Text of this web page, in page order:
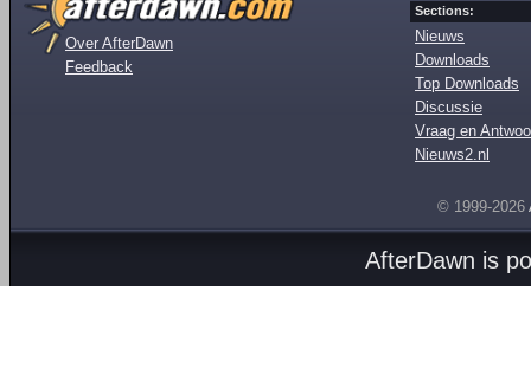
Over AfterDawn
Feedback
Sections:
Nieuws
Downloads
Top Downloads
Discussie
Vraag en
Nieuws2.nl
© 1999-2026
AfterDawn is